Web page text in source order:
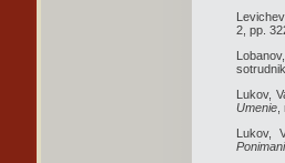
2, pp.
Lukov,
Umenie
Lukov,